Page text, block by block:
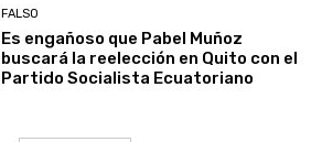
FALSO
Es engañoso que Pabel Muñoz
buscará la reelección en Quito con el
Partido Socialista Ecuatoriano